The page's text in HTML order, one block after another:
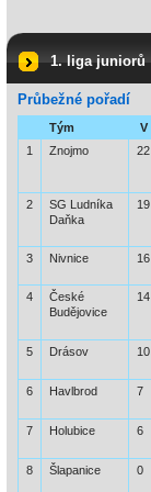
1. liga juniorů
Průbežné pořadí
Tým V
1
Znojmo 22
2
SG Ludníka
Daňka
19
3 Nivnice 16
4
České
Budějovice
14
5 Drásov 10
6 Havlbrod 7
7 Holubice 6
8 Šlapanice 0